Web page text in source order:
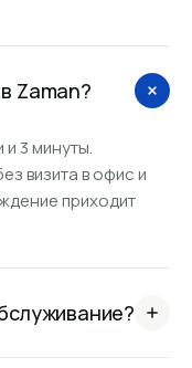
Zaman?
3 минуты.
визита в офис и
приходит